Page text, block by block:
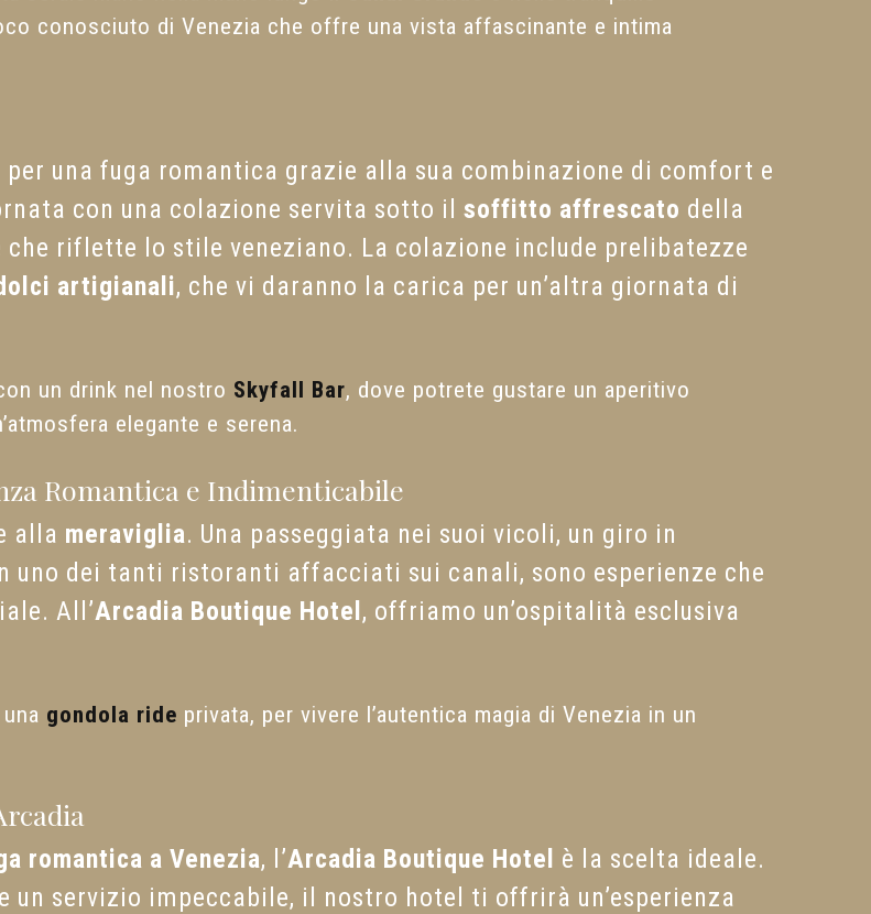
conosciuto di Venezia che offre una vista affascinante e intima
una fuga romantica grazie alla sua combinazione di comfort e
con una colazione servita sotto il soffitto affrescato della
riflette lo stile veneziano. La colazione include prelibatezze
artigianali, che vi daranno la carica per un’altra giornata di
un drink nel nostro Skyfall Bar, dove potrete gustare un aperitivo
elegante e serena.
Romantica e Indimenticabile
alla meraviglia. Una passeggiata nei suoi vicoli, un giro in
uno dei tanti ristoranti affacciati sui canali, sono esperienze che
All’Arcadia Boutique Hotel , offriamo un’ospitalità esclusiva
gondola ride privata, per vivere l’autentica magia di Venezia in un
romantica a Venezia, l’Arcadia Boutique Hotel è la scelta ideale.
un servizio impeccabile, il nostro hotel ti offrirà un’esperienza